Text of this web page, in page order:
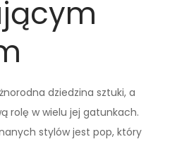
dziedzina sztuki, a
rolę w wielu jej gatunkach.
stylów jest pop, który